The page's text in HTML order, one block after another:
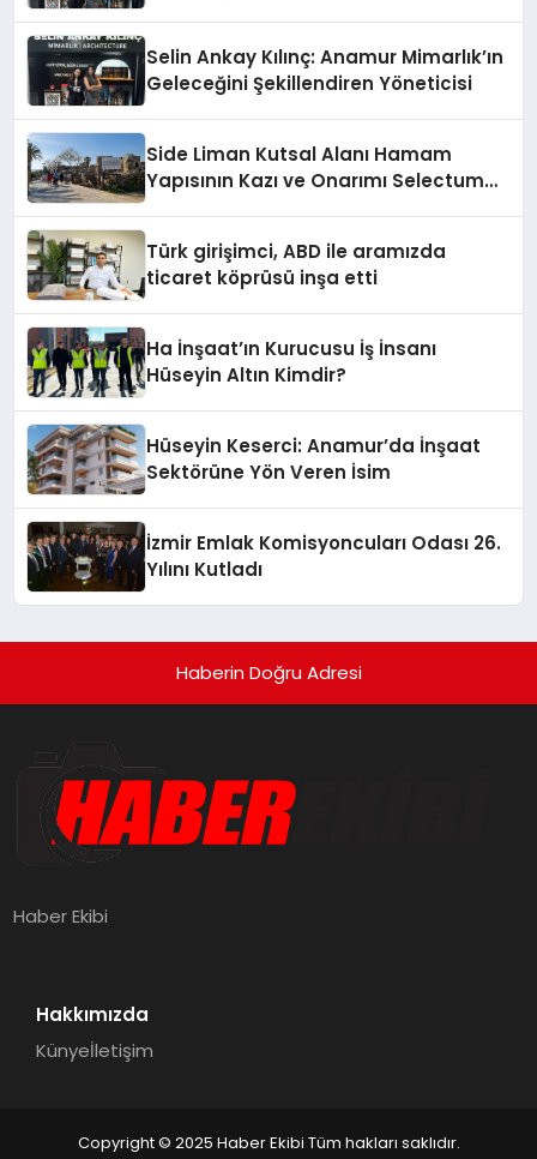
Selin Ankay Kılınç: Anamur Mimarlık’ın
Geleceğini Şekillendiren Yöneticisi
Side Liman Kutsal Alanı Hamam
Yapısının Kazı ve Onarımı Selectum
Türk girişimci, ABD ile aramızda
ticaret köprüsü inşa etti
Ha İnşaat’ın Kurucusu İş İnsanı
Hüseyin Altın Kimdir?
Hüseyin Keserci: Anamur’da İnşaat
Sektörüne Yön Veren İsim
İzmir Emlak Komisyoncuları Odası 26.
Yılını Kutladı
Haberin Doğru Adresi
Haber Ekibi
Hakkımızda
Künyeİletişim
Copyright © 2025 Haber Ekibi Tüm hakları saklıdır.